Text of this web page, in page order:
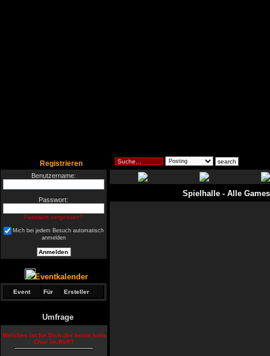
Registrieren
Benutzername:
Passwort:
Passwort vergessen?
Mich bei jedem Besuch automatisch
anmelden
Eventkalender
Event Für Ersteller
Umfrage
Welches ist für Dich der beste solo
Char im RvR?
Spielhalle - Alle